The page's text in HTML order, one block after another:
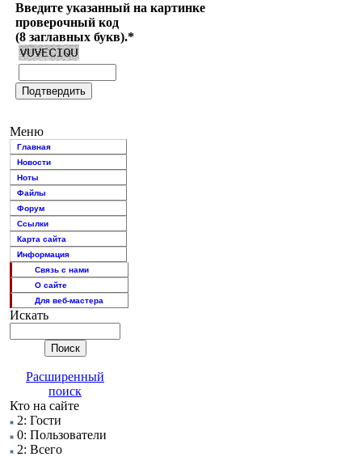
Введите указанный на картинке
проверочный код
(8 заглавных букв).*
Меню
Главная
Новости
Ноты
Файлы
Форум
Ссылки
Карта сайта
Информация
Связь с нами
О сайте
Для веб-мастера
Искать
Расширенный
поиск
Кто на сайте
2: Гости
0: Пользователи
2: Всего